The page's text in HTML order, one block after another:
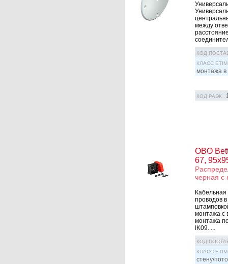
между
КОД
КЛАСС ETIM
монтажа в
КОД РАЭК
OBO
67,
черная с
проводов
монтажа с
монтажа
IK09. ...
КОД
КЛАСС ETIM
стену/